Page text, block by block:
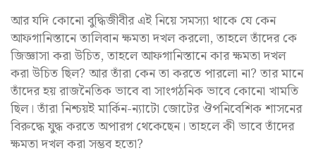
আর যদি কোনো বুদ্ধিজীবীর এই নিয়ে সমস্যা থাকে যে কেন
আফগানিস্তানে তালিবান ক্ষমতা দখল করলো, তাহলে তাঁদের কে
জিজ্ঞাসা করা উচিত, তাহলে আফগানিস্তানে কার ক্ষমতা দখল
করা উচিত ছিল? আর তাঁরা কেন তা করতে পারলো না? তার মানে
তাঁদের হয় রাজনৈতিক ভাবে বা সাংগঠনিক ভাবে কোনো খামতি
ছিল। তাঁরা নিশ্চয়ই মার্কিন-ন্যাটো জোটের ঔপনিবেশিক শাসনের
বিরুদ্ধে যুদ্ধ করতে অপারগ থেকেছেন। তাহলে কী ভাবে তাঁদের
ক্ষমতা দখল করা সম্ভব হতো?